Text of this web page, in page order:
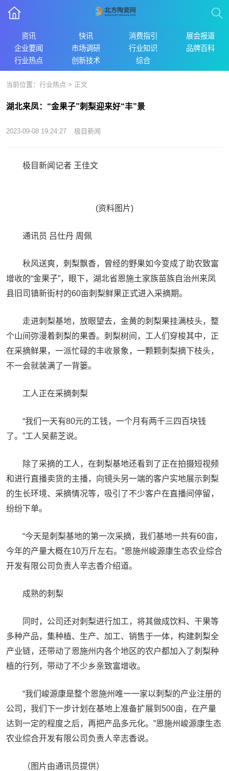
资讯 快讯 消费指引
展会报道
企业要闻
市场调研 行业知识
品牌百科
行业热点
创新技术 综合
当前位置： 行业热点 > 正文
湖北来凤：“金果子”刺梨迎来好“丰”景
2023-09-08 19:24:27 极目新闻
极目新闻记者 王佳文
(资料图片)
通讯员 吕仕丹 周佩
秋风送爽，刺梨飘香，曾经的野果如今变成了助农致富
增收的“金果子”，眼下，湖北省恩施土家族苗族自治州来凤
县旧司镇新街村的60亩刺梨鲜果正式进入采摘期。
走进刺梨基地，放眼望去，金黄的刺梨果挂满枝头，整
个山间弥漫着刺梨的果香。刺梨树间，工人们穿梭其中，正
在采摘鲜果，一派忙碌的丰收景象，一颗颗刺梨摘下枝头，
不一会就装满了一背篓。
工人正在采摘刺梨
“我们一天有80元的工钱，一个月有两千三四百块钱
了。”工人吴薪芝说。
除了采摘的工人，在刺梨基地还看到了正在拍摄短视频
和进行直播卖货的主播，向镜头另一端的客户实地展示刺梨
的生长环境、采摘情况等，吸引了不少客户在直播间停留，
纷纷下单。
“今天是刺梨基地的第一次采摘，我们基地一共有60亩，
今年的产量大概在10万斤左右。”恩施州峻源康生态农业综合
开发有限公司负责人辛志香介绍道。
成熟的刺梨
同时，公司还对刺梨进行加工，将其做成饮料、干果等
多种产品，集种植、生产、加工、销售于一体，构建刺梨全
产业链，还带动了恩施州内各个地区的农户都加入了刺梨种
植的行列，带动了不少乡亲致富增收。
“我们峻源康是整个恩施州唯一一家以刺梨的产业注册的
公司，我们下一步计划在基地上准备扩展到500亩，在产量
达到一定的程度之后，再把产品多元化。”恩施州峻源康生态
农业综合开发有限公司负责人辛志香说。
（图片由通讯员提供）